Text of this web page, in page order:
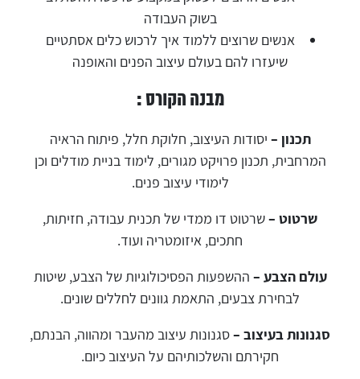
בשוק העבודה
אנשים שרוצים ללמוד איך לרכוש כלים אסתטיים
שיעזרו להם בעולם עיצוב הפנים והאופנה
מבנה הקורס :
תכנון – יסודות העיצוב, חלוקת חלל, פיתוח הראיה
המרחבית, תכנון פרויקט מגורים, לימוד בניית מודלים וכן
לימודי עיצוב פנים.
שרטוט –שרטוט דו ממדי של תכנית עבודה, חזיתות,
חתכים, איזומטריה ועוד.
עולם הצבע – ההשפעות הפסיכולוגיות של הצבע, שיטות
לבחירת צבעים, התאמת גוונים לחללים שונים.
סגנונות בעיצוב –סגנונות עיצוב מהעבר ומהווה, הבנתם,
חקירתם והשלכותיהם על העיצוב כיום.